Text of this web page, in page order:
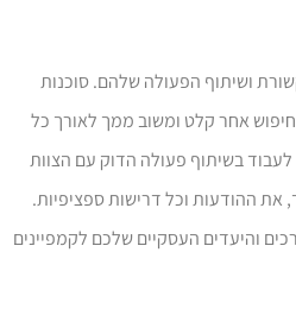
ושיתוף הפעולה שלהם. סוכנות
אחר קלט ומשוב ממך לאורך כל
בשיתוף פעולה הדוק עם הצוות
ההודעות וכל דרישות ספציפיות.
והיעדים העסקיים שלכם לקמפיינים